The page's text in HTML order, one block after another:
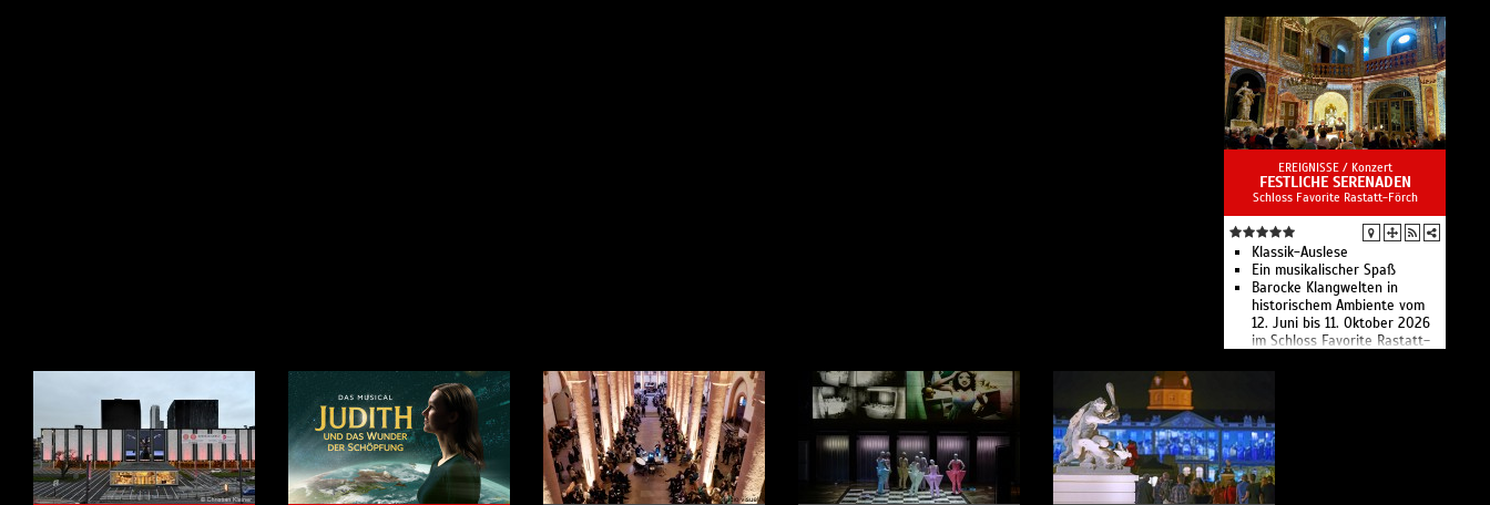
für Klassische Musik.
EREIGNISSE / Konzert
FESTLICHE SERENADEN
Schloss Favorite Rastatt-Förch
Klassik-Auslese
Ein musikalischer Spaß
Barocke Klangwelten in
historischem Ambiente vom
12. Juni bis 11. Oktober 2026
im Schloss Favorite Rastatt-